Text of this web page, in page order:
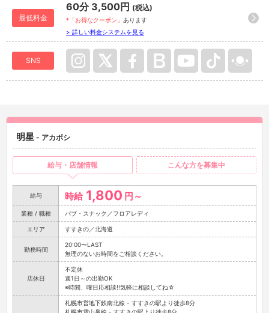
最低料金
60分 3,500円 (税込)
*「お得なクーポン」 あります
> 詳しい料金システムを見る
SNS
明星 - アカボシ
給与・店舗情報 こんな方を募集中
給与 時給 1,800 円～
業種 / 職種 パブ・スナック／フロアレディ
エリア すすきの／北海道
勤務時間
20:00〜LAST
無理のないお時間をご相談ください。
店休日
不定休
週1日～の出勤OK
※時間、曜日応相談!!気軽に相談してね☆
札幌市営地下鉄南北線 - すすきの駅より徒歩8分